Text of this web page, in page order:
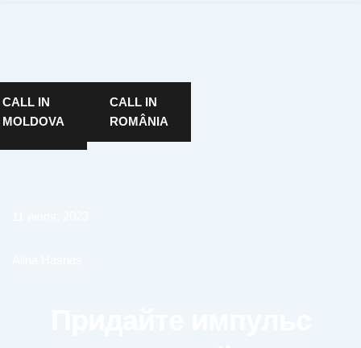
CALL IN
MOLDOVA
CALL IN
ROMÂNIA